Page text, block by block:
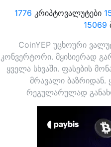
1776 კრიპტოვალუტები
15069
CoinYEP უცხოური
კონვერტორი. მყისიერად
ყველა სხვაში. ფასების
მრავალი ბაზრიდან.
რეგულარულად